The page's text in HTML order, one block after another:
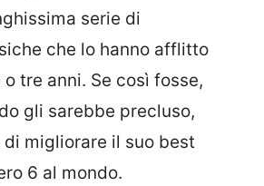
serie di
che lo hanno afflitto
tre anni. Se così fosse,
gli sarebbe precluso,
migliorare il suo best
6 al mondo.